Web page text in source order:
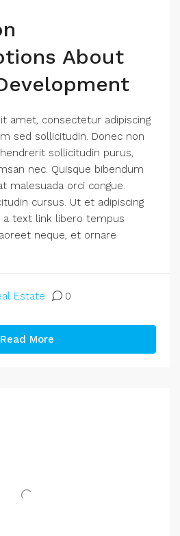
About
amet, consectetur adipiscing
sed sollicitudin. Donec non
sollicitudin purus,
nec. Quisque bibendum
malesuada orci congue.
cursus. Ut et adipiscing
a text link libero tempus
neque, et ornare
Estate 0
Read More